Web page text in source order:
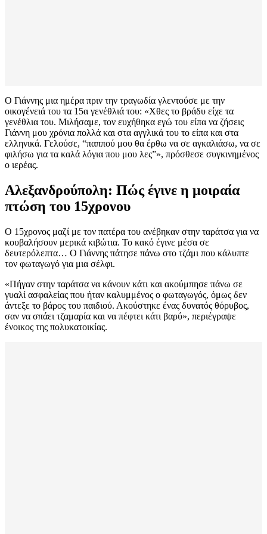
Ο Γιάννης μια ημέρα πριν την τραγωδία γλεντούσε με την
οικογένειά του τα 15α γενέθλιά του: «Χθες το βράδυ είχε τα
γενέθλια του. Μιλήσαμε, τον ευχήθηκα εγώ του είπα να ζήσεις
Γιάννη μου χρόνια πολλά και στα αγγλικά του το είπα και στα
ελληνικά. Γελούσε, “παππού μου θα έρθω να σε αγκαλιάσω, να σε
φιλήσω για τα καλά λόγια που μου λες”», πρόσθεσε συγκινημένος
ο ιερέας.
Αλεξανδρούπολη: Πώς έγινε η μοιραία
πτώση του 15χρονου
Ο 15χρονος μαζί με τον πατέρα του ανέβηκαν στην ταράτσα για να
κουβαλήσουν μερικά κιβώτια. Το κακό έγινε μέσα σε
δευτερόλεπτα… Ο Γιάννης πάτησε πάνω στο τζάμι που κάλυπτε
τον φωταγωγό για μια σέλφι.
«Πήγαν στην ταράτσα να κάνουν κάτι και ακούμπησε πάνω σε
γυαλί ασφαλείας που ήταν καλυμμένος ο φωταγωγός, όμως δεν
άντεξε το βάρος του παιδιού. Ακούστηκε ένας δυνατός θόρυβος,
σαν να σπάει τζαμαρία και να πέφτει κάτι βαρύ», περιέγραψε
ένοικος της πολυκατοικίας.